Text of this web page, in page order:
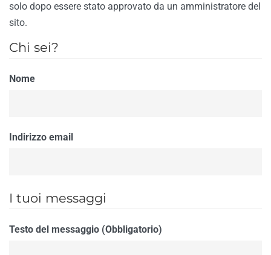
solo dopo essere stato approvato da un amministratore del
sito.
Chi sei?
Nome
Indirizzo email
I tuoi messaggi
Testo del messaggio (Obbligatorio)